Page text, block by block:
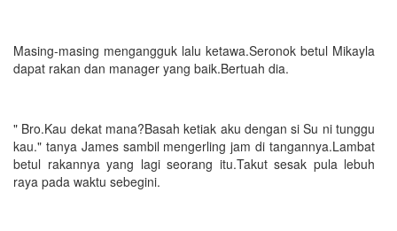
Masing-masing mengangguk lalu ketawa.Seronok betul Mikayla
dapat rakan dan manager yang baik.Bertuah dia.
" Bro.Kau dekat mana?Basah ketiak aku dengan si Su ni tunggu
kau." tanya James sambil mengerling jam di tangannya.Lambat
betul rakannya yang lagi seorang itu.Takut sesak pula lebuh
raya pada waktu sebegini.